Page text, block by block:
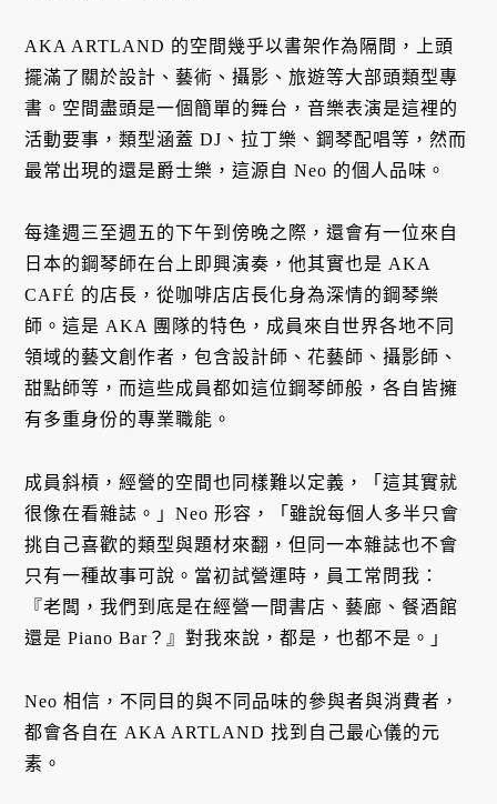
AKA ARTLAND 的空間幾乎以書架作為隔間，上頭
擺滿了關於設計、藝術、攝影、旅遊等大部頭類型專
書。空間盡頭是一個簡單的舞台，音樂表演是這裡的
活動要事，類型涵蓋 DJ、拉丁樂、鋼琴配唱等，然而
最常出現的還是爵士樂，這源自 Neo 的個人品味。
每逢週三至週五的下午到傍晚之際，還會有一位來自
日本的鋼琴師在台上即興演奏，他其實也是 AKA
CAFÉ 的店長，從咖啡店店長化身為深情的鋼琴樂
師。這是 AKA 團隊的特色，成員來自世界各地不同
領域的藝文創作者，包含設計師、花藝師、攝影師、
甜點師等，而這些成員都如這位鋼琴師般，各自皆擁
有多重身份的專業職能。
成員斜槓，經營的空間也同樣難以定義，「這其實就
很像在看雜誌。」Neo 形容，「雖說每個人多半只會
挑自己喜歡的類型與題材來翻，但同一本雜誌也不會
只有一種故事可說。當初試營運時，員工常問我：
『老闆，我們到底是在經營一間書店、藝廊、餐酒館
還是 Piano Bar？』對我來說，都是，也都不是。」
Neo 相信，不同目的與不同品味的參與者與消費者，
都會各自在 AKA ARTLAND 找到自己最心儀的元
素。